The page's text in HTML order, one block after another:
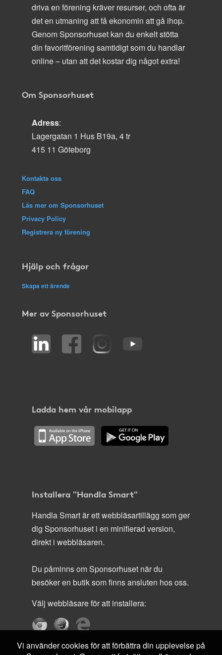
driva en förening kräver resurser, och ofta är
det en utmaning att få ekonomin att gå ihop.
Genom Sponsorhuset kan du enkelt stötta
din favoritförening samtidigt som du handlar
online – utan att det kostar dig något extra!
Om Sponsorhuset
Adress:
Lagergatan 1 Hus B19a, 4 tr
415 11 Göteborg
Kontakta oss
FAQ
Läs mer om Sponsorhuset
Privacy Policy
Registrera ny förening
Hjälp och frågor
Skapa ett ärende
Mer av Sponsorhuset
Ladda hem vår mobilapp
Installera "Handla Smart"
Handla Smart är ett webbläsartillägg som ger
dig Sponsorhuset i en minifierad version,
direkt i webbläsaren.
Du påminns om Sponsorhuset när du
besöker en butik som finns ansluten hos oss.
Välj webbläsare för att installera:
Vi använder cookies för att förbättra din upplevelse på